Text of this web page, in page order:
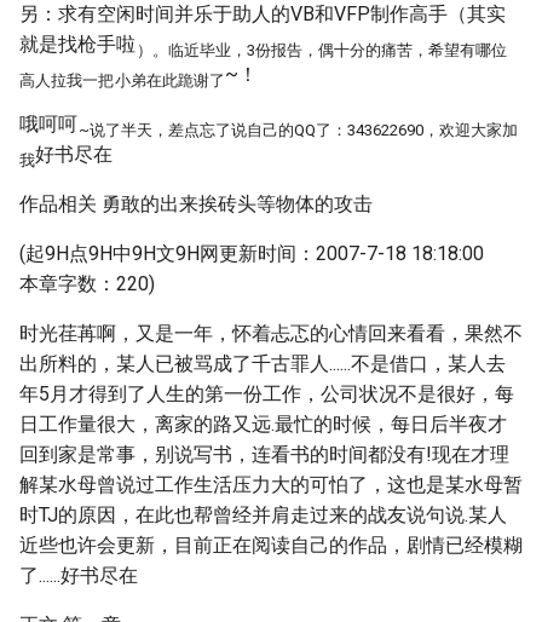
另：求有空闲时间并乐于助人的VB和VFP制作高手（其实
就是找枪手啦 ）。临近毕业，3份报告，偶十分的痛苦，希望有哪位
高人拉我一把小弟在此跪谢了 ~！
哦呵呵~说了半天，差点忘了说自己的QQ了：343622690，欢迎大家加
我好书尽在
作品相关 勇敢的出来挨砖头等物体的攻击
(起9H点9H中9H文9H网更新时间：2007-7-18 18:18:00
本章字数：220)
时光荏苒啊，又是一年，怀着忐忑的心情回来看看，果然不
出所料的，某人已被骂成了千古罪人......不是借口，某人去
年5月才得到了人生的第一份工作，公司状况不是很好，每
日工作量很大，离家的路又远.最忙的时候，每日后半夜才
回到家是常事，别说写书，连看书的时间都没有!现在才理
解某水母曾说过工作生活压力大的可怕了，这也是某水母暂
时TJ的原因，在此也帮曾经并肩走过来的战友说句说.某人
近些也许会更新，目前正在阅读自己的作品，剧情已经模糊
了......好书尽在